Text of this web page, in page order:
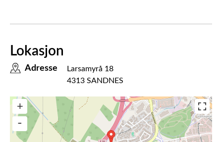
Lokasjon
Adresse
Larsamyrå 18
4313 SANDNES